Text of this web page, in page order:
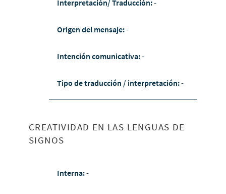
Interpretación/ Traducción:-
Origen del mensaje:-
Intención comunicativa:-
Tipo de traducción / interpretación:-
CREATIVIDAD EN LAS LENGUAS DE
SIGNOS
Interna:-